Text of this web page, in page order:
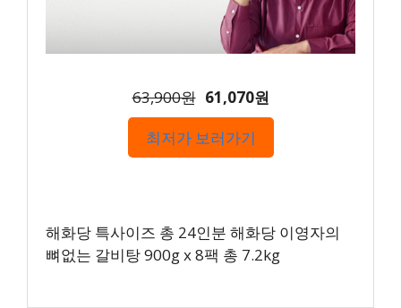
63,900원 61,070원
최저가 보러가기
해화당 특사이즈 총 24인분 해화당 이영자의
뼈없는 갈비탕 900g x 8팩 총 7.2kg